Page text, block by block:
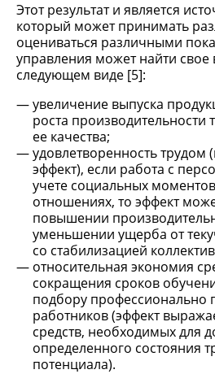
Этот результат и является
который может принимать
оцениваться различными
управления может найти
следующем виде [5]:
увеличение выпуска
роста
ее качества;
удовлетворенность
эффект), если работа с
учете социальных
отношениях, то эффект
повышении
уменьшении ущерба от
со стабилизацией
относительная экономия
сокращения сроков
подбору профессионально
работников (эффект
средств, необходимых для
определенного состояния
потенциала).